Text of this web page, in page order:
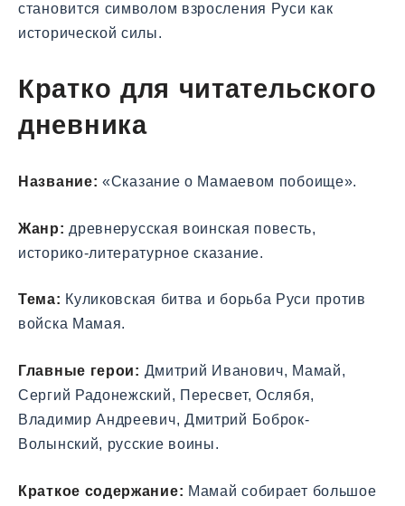
становится символом взросления Руси как
исторической силы.
Кратко для читательского
дневника
Название: «Сказание о Мамаевом побоище».
Жанр: древнерусская воинская повесть,
историко-литературное сказание.
Тема: Куликовская битва и борьба Руси против
войска Мамая.
Главные герои: Дмитрий Иванович, Мамай,
Сергий Радонежский, Пересвет, Ослябя,
Владимир Андреевич, Дмитрий Боброк-
Волынский, русские воины.
Краткое содержание: Мамай собирает большое